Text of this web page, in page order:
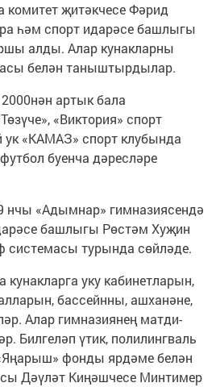
җитәкчесе Фәрид
һәм спорт идарәсе башлыгы
алды. Алар кунакларны
белән таныштырдылар.
артык бала
«Виктория» спорт
ук «КАМАЗ» спорт клубында
буенча дәресләре
нчы «Адымнар» гимназиясендә
башлыгы Рөстәм Хуҗин
системасы турында сөйләде.
уку кабинетларын,
бассейнны, ашханәне,
Алар гимназиянең матди-
Билгеләп үтик, полилингваль
фонды ярдәме белән
Дәүләт Киңәшчесе Минтимер